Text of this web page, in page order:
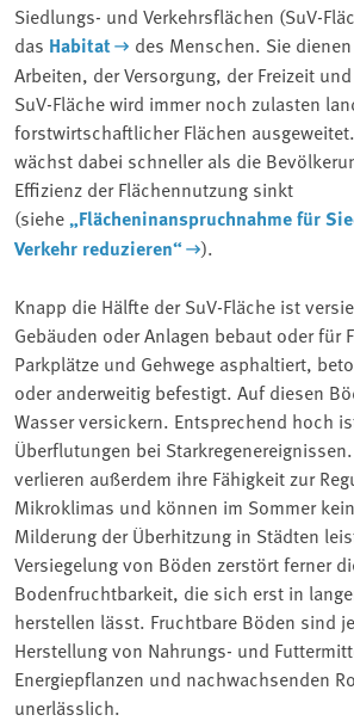
Siedlungs- und Verkehrsflächen (SuV-
das Habitat
des Menschen. Sie
Arbeiten, der Versorgung, der Freizeit
SuV-Fläche wird immer noch zulasten
forstwirtschaftlicher Flächen
wächst dabei schneller als die
Effizienz der Flächennutzung sinkt
(siehe „Flächeninanspruchnahme für
Verkehr reduzieren“
).
Knapp die Hälfte der SuV-Fläche ist
Gebäuden oder Anlagen bebaut oder für
Parkplätze und Gehwege asphaltiert,
oder anderweitig befestigt. Auf diesen
Wasser versickern. Entsprechend hoch
Überflutungen bei
verlieren außerdem ihre Fähigkeit zur
Mikroklimas und können im Sommer
Milderung der Überhitzung in Städten
Versiegelung von Böden zerstört ferner
Bodenfruchtbarkeit, die sich erst in
herstellen lässt. Fruchtbare Böden sind
Herstellung von Nahrungs- und
Energiepflanzen und nachwachsenden
unerlässlich.